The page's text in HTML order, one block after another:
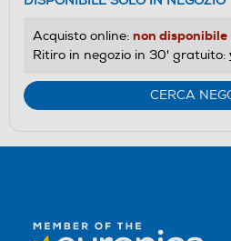
Acquisto online: non disponibile
Ritiro in negozio in 30' gratuito:
CERCA